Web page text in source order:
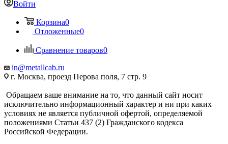
Войти
Корзина0
Отложенные0
Сравнение товаров0
in@metallcab.ru
г. Москва, проезд Перова поля, 7 стр. 9
Обращаем ваше внимание на то, что данный сайт носит
исключительно информационный характер и ни при каких
условиях не является публичной офертой, определяемой
положениями Статьи 437 (2) Гражданского кодекса
Российской Федерации.